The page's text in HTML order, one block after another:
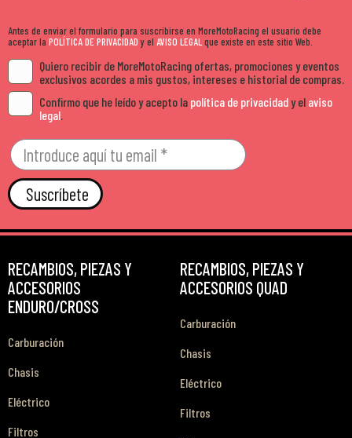
Antes de enviar el formulario para suscribirse en MoreMotoRacing el usuario debe
aceptar la POLÍTICA DE PRIVACIDADy el AVISO LEGALque existe en este sitio Web.
Quiero recibir de MoreMotoRacing ofertas, promociones y eventos
exclusivos acordes a mis gustos, intereses e historial de compras.
Confirmo que he leído y acepto la política de privacidady el aviso
legal.
Suscríbete
RECAMBIOS, PIEZAS Y
ACCESORIOS
ENDURO/CROSS
Carburación
Chasis
Eléctrico
Filtros
RECAMBIOS, PIEZAS Y
ACCESORIOS QUAD
Carburación
Chasis
Eléctrico
Filtros